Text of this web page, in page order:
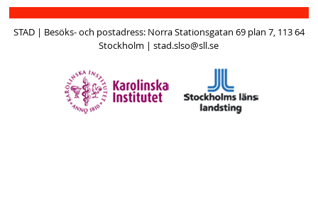
b STAD | Besöks- och postadress: Norra Stationsgatan 69 plan 7, 113 64
Stockholm | stad.slso@sll.se